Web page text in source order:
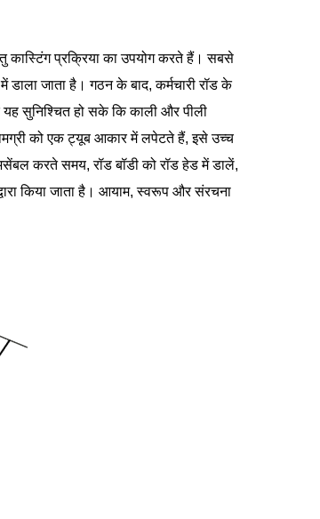
कास्टिंग प्रक्रिया का उपयोग करते हैं। सबसे
जाता है। गठन के बाद, कर्मचारी रॉड के
सुनिश्चित हो सके कि काली और पीली
को एक ट्यूब आकार में लपेटते हैं, इसे उच्च
करते समय, रॉड बॉडी को रॉड हेड में डालें,
किया जाता है। आयाम, स्वरूप और संरचना